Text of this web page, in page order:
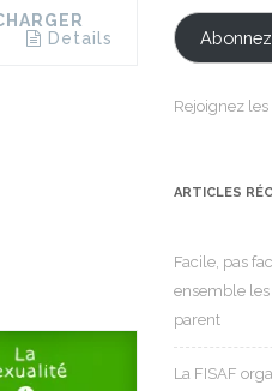
Details
Rejoignez
ARTICLES
Facile, pas
ensemble les
parent
La FISAF